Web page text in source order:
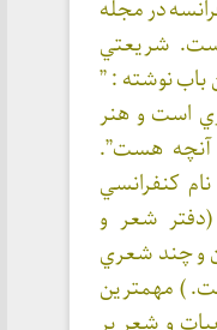
در مجله
شريعتي
باب نوشته : ”
است و هنر
آنچه هست”.
كنفرانسي
شعر و
و چند شعري
) مهمترين